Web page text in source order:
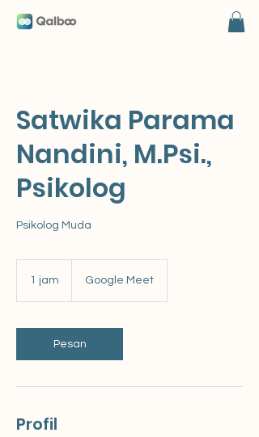
Satwika Parama
Nandini, M.Psi.,
Psikolog
Psikolog Muda
1 jam Google Meet
Pesan
Profil